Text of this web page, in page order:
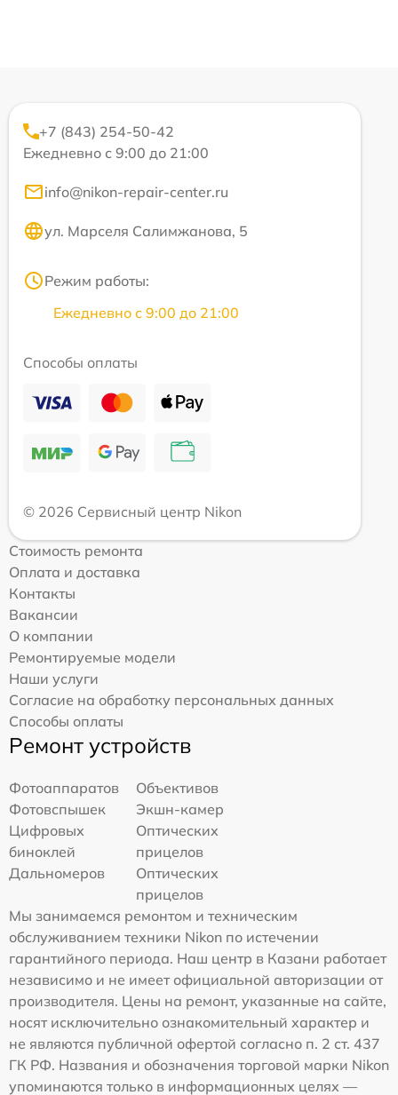
+7 (843) 254-50-42
Ежедневно с 9:00 до 21:00
info@nikon-repair-center.ru
ул. Марселя Салимжанова, 5
Режим работы:
Ежедневно с 9:00 до 21:00
Способы оплаты
© 2026 Сервисный центр Nikon
Стоимость ремонта
Оплата и доставка
Контакты
Вакансии
О компании
Ремонтируемые модели
Наши услуги
Согласие на обработку персональных данных
Способы оплаты
Ремонт устройств
Фотоаппаратов
Объективов
Фотовспышек
Экшн-камер
Цифровых
биноклей
Оптических
прицелов
Дальномеров
Оптических
прицелов
Мы занимаемся ремонтом и техническим
обслуживанием техники Nikon по истечении
гарантийного периода. Наш центр в Казани работает
независимо и не имеет официальной авторизации от
производителя. Цены на ремонт, указанные на сайте,
носят исключительно ознакомительный характер и
не являются публичной офертой согласно п. 2 ст. 437
ГК РФ. Названия и обозначения торговой марки Nikon
упоминаются только в информационных целях —